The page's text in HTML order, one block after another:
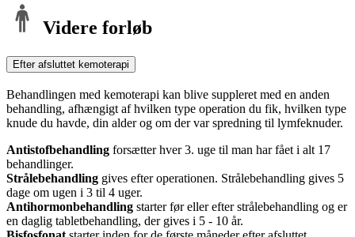
Videre forløb
Efter afsluttet kemoterapi
Behandlingen med kemoterapi kan blive suppleret med en anden
behandling, afhængigt af hvilken type operation du fik, hvilken type
knude du havde, din alder og om der var spredning til lymfeknuder.
Antistofbehandling forsætter hver 3. uge til man har fået i alt 17
behandlinger.
Strålebehandling gives efter operationen. Strålebehandling gives 5
dage om ugen i 3 til 4 uger.
Antihormonbehandling starter før eller efter strålebehandling og er
en daglig tabletbehandling, der gives i 5 - 10 år.